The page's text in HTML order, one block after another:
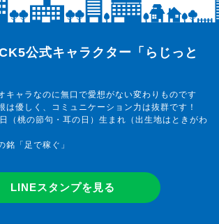
君
公式キャラクター「らじっと
キャラなのに無口で愛想がない変わりものです
は優しく、コミュニケーション力は抜群です！
（桃の節句・耳の日）生まれ（出生地はときがわ
銘「足で稼ぐ」
LINEスタンプを見る